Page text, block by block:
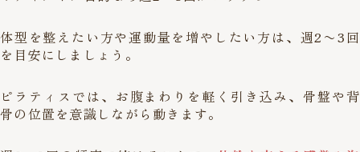
体型を整えたい方や運動量を増やしたい方は、週2〜3回
を目安にしましょう。
ピラティスでは、お腹まわりを軽く引き込み、骨盤や背
骨の位置を意識しながら動きます。